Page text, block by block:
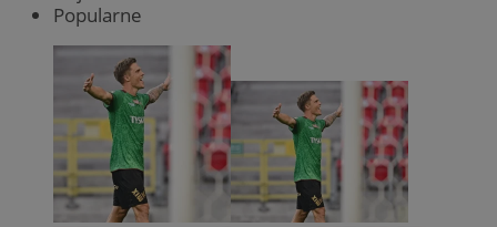
Popularne